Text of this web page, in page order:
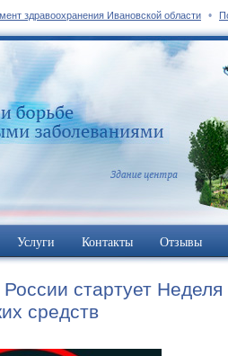
здравоохранения Ивановской области •
Услуги Контакты Отзывы
стартует
средств